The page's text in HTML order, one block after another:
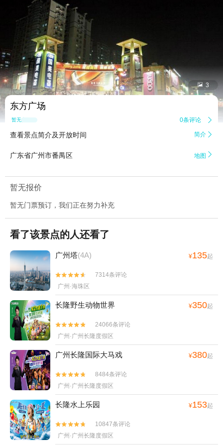
 3
东方广场
暂无点评 0条评论 
查看景点简介及开放时间 简介 
广东省广州市番禺区 地图 
暂无报价
暂无门票预订，我们正在努力补充
看了该景点的人还看了
广州塔(4A) ¥135起


7314条评论
广州·海珠区
长隆野生动物世界 ¥350起


24066条评论
广州·广州长隆度假区
广州长隆国际大马戏 ¥380起


8484条评论
广州·广州长隆度假区
长隆水上乐园 ¥153起


10847条评论
广州·广州长隆度假区